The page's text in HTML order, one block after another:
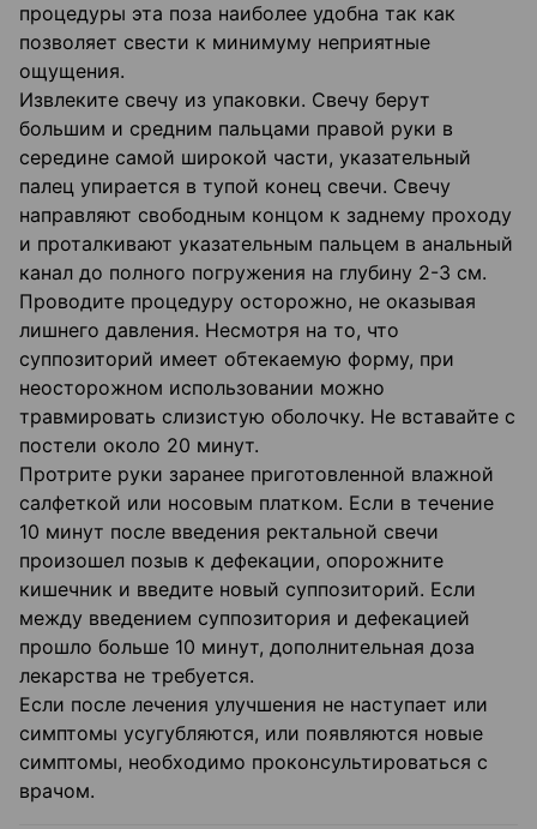
процедуры эта поза наиболее удобна так как
позволяет свести к минимуму неприятные
ощущения.
Извлеките свечу из упаковки. Свечу берут
большим и средним пальцами правой руки в
середине самой широкой части, указательный
палец упирается в тупой конец свечи. Свечу
направляют свободным концом к заднему проходу
и проталкивают указательным пальцем в анальный
канал до полного погружения на глубину 2-3 см.
Проводите процедуру осторожно, не оказывая
лишнего давления. Несмотря на то, что
суппозиторий имеет обтекаемую форму, при
неосторожном использовании можно
травмировать слизистую оболочку. Не вставайте с
постели около 20 минут.
Протрите руки заранее приготовленной влажной
салфеткой или носовым платком. Если в течение
10 минут после введения ректальной свечи
произошел позыв к дефекации, опорожните
кишечник и введите новый суппозиторий. Если
между введением суппозитория и дефекацией
прошло больше 10 минут, дополнительная доза
лекарства не требуется.
Если после лечения улучшения не наступает или
симптомы усугубляются, или появляются новые
симптомы, необходимо проконсультироваться с
врачом.